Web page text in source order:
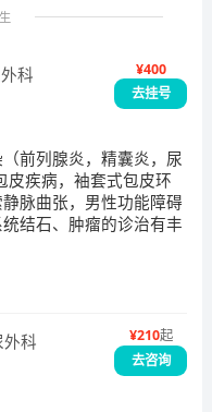
科
¥400
去挂号
前列腺炎，精囊炎，尿
皮疾病，袖套式包皮环
脉曲张，男性功能障碍
结石、肿瘤的诊治有丰
科 ¥210起
去咨询